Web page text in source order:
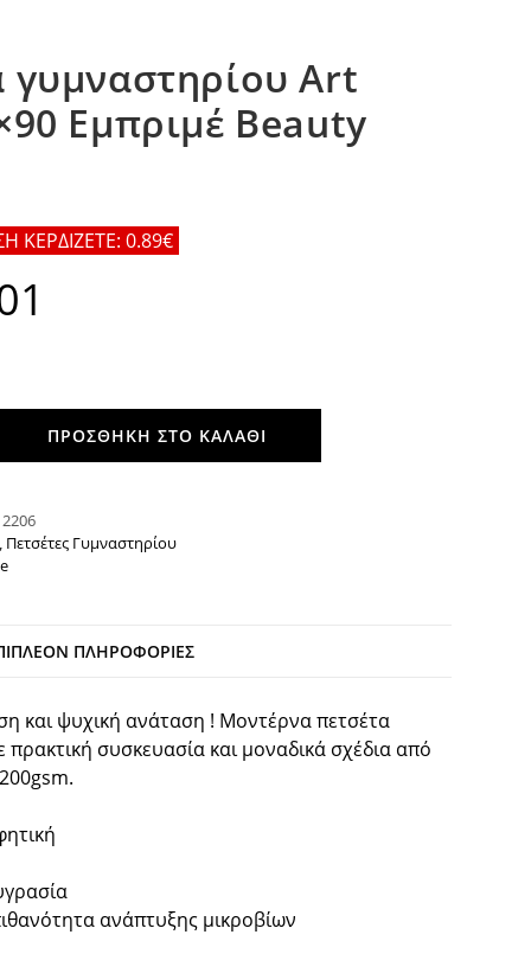
γυμναστηρίου Art
Εμπριμέ Beauty
ΚΕΡΔΙΖΕΤΕ: 0.89€
ΠΡΟΣΘΉΚΗ ΣΤΟ ΚΑΛΆΘΙ
2206
Πετσέτες Γυμναστηρίου
ΠΛΗΡΟΦΟΡΊΕΣ
και ψυχική ανάταση ! Μοντέρνα πετσέτα
συσκευασία και μοναδικά σχέδια από
ανάπτυξης μικροβίων